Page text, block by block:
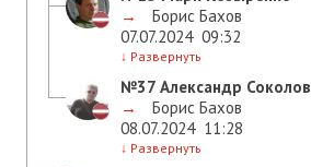
→
Борис Бахов
07.07.2024 09:32
↓ Развернуть
№37 Александр Соколов
→
Борис Бахов
08.07.2024 11:28
↓ Развернуть